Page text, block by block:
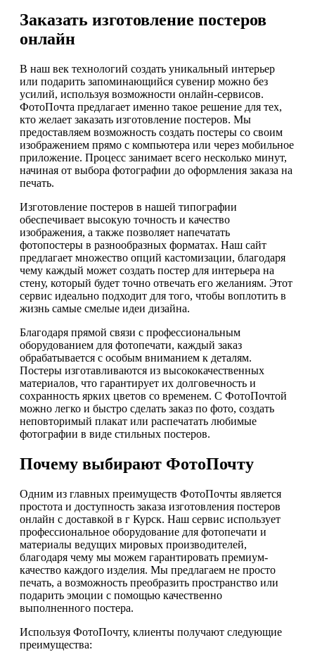
Заказать изготовление постеров
онлайн
В наш век технологий создать уникальный интерьер
или подарить запоминающийся сувенир можно без
усилий, используя возможности онлайн-сервисов.
ФотоПочта предлагает именно такое решение для тех,
кто желает заказать изготовление постеров. Мы
предоставляем возможность создать постеры со своим
изображением прямо с компьютера или через мобильное
приложение. Процесс занимает всего несколько минут,
начиная от выбора фотографии до оформления заказа на
печать.
Изготовление постеров в нашей типографии
обеспечивает высокую точность и качество
изображения, а также позволяет напечатать
фотопостеры в разнообразных форматах. Наш сайт
предлагает множество опций кастомизации, благодаря
чему каждый может создать постер для интерьера на
стену, который будет точно отвечать его желаниям. Этот
сервис идеально подходит для того, чтобы воплотить в
жизнь самые смелые идеи дизайна.
Благодаря прямой связи с профессиональным
оборудованием для фотопечати, каждый заказ
обрабатывается с особым вниманием к деталям.
Постеры изготавливаются из высококачественных
материалов, что гарантирует их долговечность и
сохранность ярких цветов со временем. С ФотоПочтой
можно легко и быстро сделать заказ по фото, создать
неповторимый плакат или распечатать любимые
фотографии в виде стильных постеров.
Почему выбирают ФотоПочту
Одним из главных преимуществ ФотоПочты является
простота и доступность заказа изготовления постеров
онлайн с доставкой в г Курск. Наш сервис использует
профессиональное оборудование для фотопечати и
материалы ведущих мировых производителей,
благодаря чему мы можем гарантировать премиум-
качество каждого изделия. Мы предлагаем не просто
печать, а возможность преобразить пространство или
подарить эмоции с помощью качественно
выполненного постера.
Используя ФотоПочту, клиенты получают следующие
преимущества: